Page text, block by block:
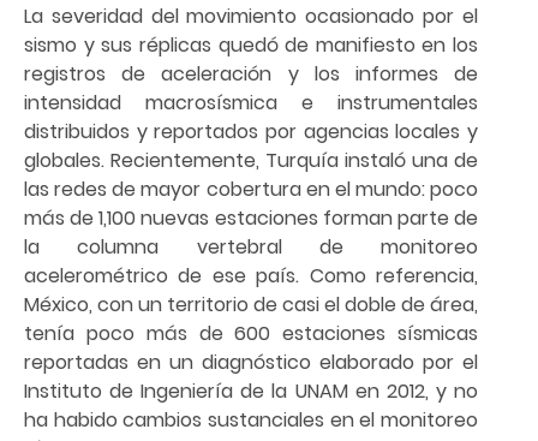
La severidad del movimiento ocasionado por el
sismo y sus réplicas quedó de manifiesto en los
registros de aceleración y los informes de
intensidad macrosísmica e instrumentales
distribuidos y reportados por agencias locales y
globales. Recientemente, Turquía instaló una de
las redes de mayor cobertura en el mundo: poco
más de 1,100 nuevas estaciones forman parte de
la columna vertebral de monitoreo
acelerométrico de ese país. Como referencia,
México, con un territorio de casi el doble de área,
tenía poco más de 600 estaciones sísmicas
reportadas en un diagnóstico elaborado por el
Instituto de Ingeniería de la UNAM en 2012, y no
ha habido cambios sustanciales en el monitoreo